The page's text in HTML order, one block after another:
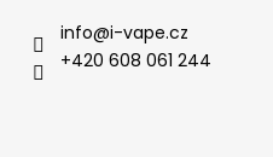
info@i-vape.cz
+420 608 061 244